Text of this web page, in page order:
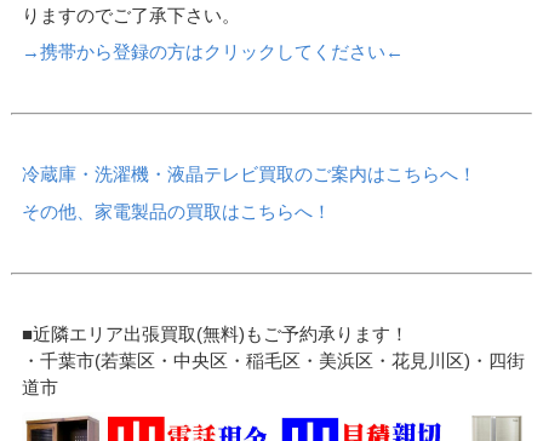
りますのでご了承下さい。
→携帯から登録の方はクリックしてください←
冷蔵庫・洗濯機・液晶テレビ買取のご案内はこちらへ！
その他、家電製品の買取はこちらへ！
■近隣エリア出張買取(無料)もご予約承ります！
・千葉市(若葉区・中央区・稲毛区・美浜区・花見川区)・四街
道市